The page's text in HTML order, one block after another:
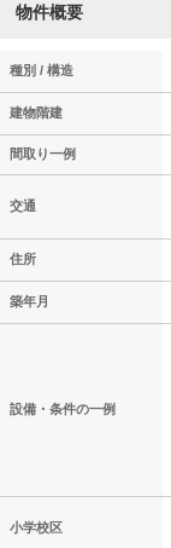
物件概要
種別 / 構造
建物階建
間取り一例
交通
住所
築年月
設備・条件の一例
小学校区